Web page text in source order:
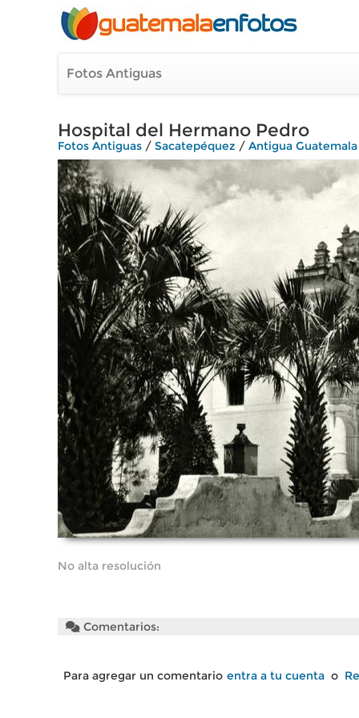
Fotos Antiguas
Hospital del Hermano Pedro
Fotos Antiguas / Sacatepéquez / Antigua Guatemala
No alta resolución
Comentarios:
Para agregar un comentario entra a tu cuenta o